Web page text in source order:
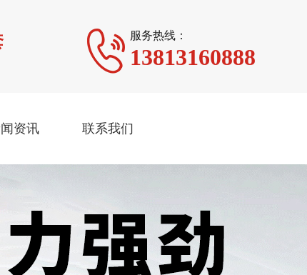
服务热线：
13813160888
资讯 联系我们